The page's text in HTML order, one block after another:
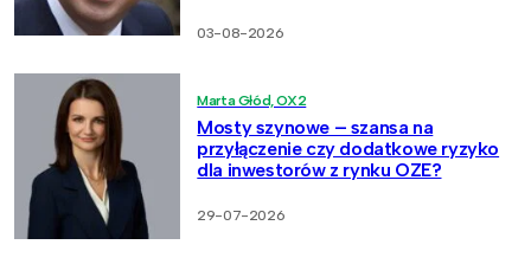
03-08-2026
Marta Głód, OX2
Mosty szynowe – szansa na
przyłączenie czy dodatkowe ryzyko
dla inwestorów z rynku OZE?
29-07-2026